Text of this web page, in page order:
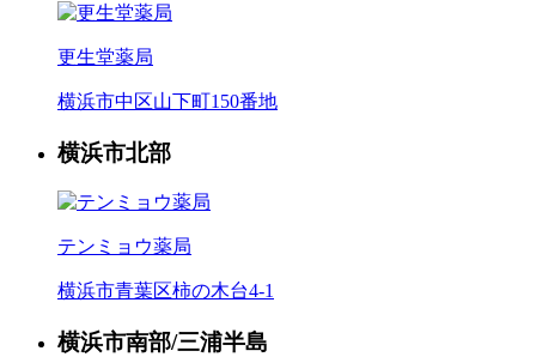
更生堂薬局
横浜市中区山下町150番地
横浜市北部
テンミョウ薬局
横浜市青葉区柿の木台4-1
横浜市南部/三浦半島